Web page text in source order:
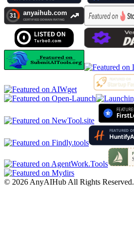
© 2026 AnyAIHub All Rights Reserved.